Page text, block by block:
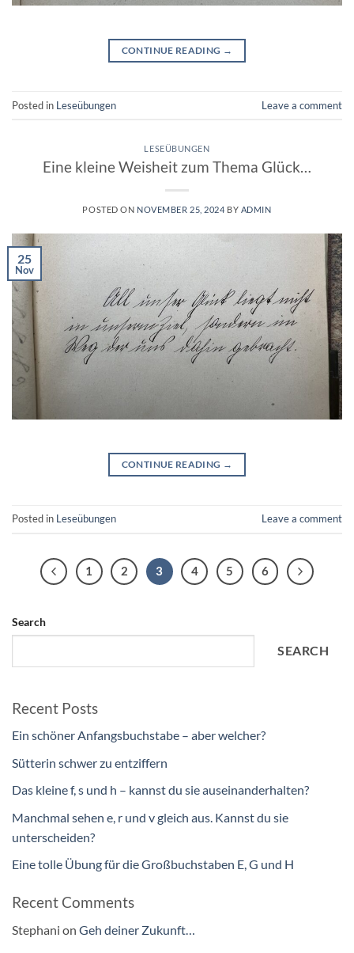
CONTINUE READING →
Posted in Leseübungen Leave a comment
LESEÜBUNGEN
Eine kleine Weisheit zum Thema Glück…
POSTED ON NOVEMBER 25, 2024 BY ADMIN
25
Nov
CONTINUE READING →
Posted in Leseübungen Leave a comment
1 2 3 4 5 6
Search
SEARCH
Recent Posts
Ein schöner Anfangsbuchstabe – aber welcher?
Sütterin schwer zu entziffern
Das kleine f, s und h – kannst du sie auseinanderhalten?
Manchmal sehen e, r und v gleich aus. Kannst du sie
unterscheiden?
Eine tolle Übung für die Großbuchstaben E, G und H
Recent Comments
Stephani on Geh deiner Zukunft…